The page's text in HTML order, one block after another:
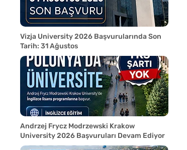
Vizja University 2026 Başvurularında Son
Tarih: 31 Ağustos
Andrzej Frycz Modrzewski Krakow
University 2026 Başvuruları Devam Ediyor